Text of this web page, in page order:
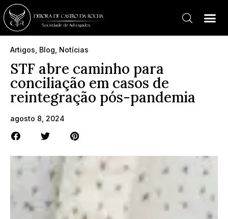
Artigos Blog Notícias
STF abre caminho para
conciliação em casos de
reintegração pós-pandemia
agosto 8, 2024